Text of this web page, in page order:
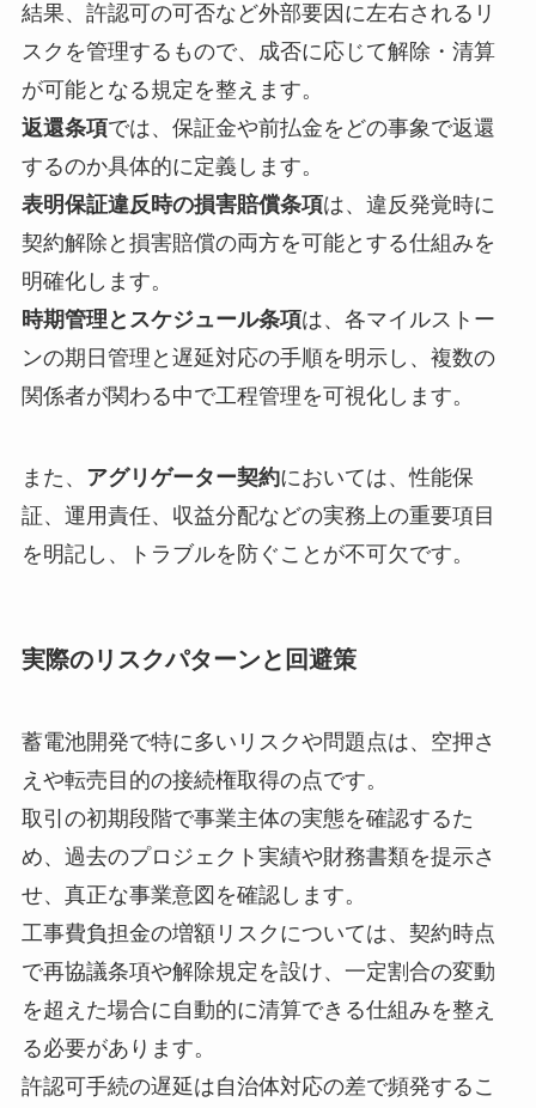
結果、許認可の可否など外部要因に左右されるリ
スクを管理するもので、成否に応じて解除・清算
が可能となる規定を整えます。
返還条項では、保証金や前払金をどの事象で返還
するのか具体的に定義します。
表明保証違反時の損害賠償条項は、違反発覚時に
契約解除と損害賠償の両方を可能とする仕組みを
明確化します。
時期管理とスケジュール条項は、各マイルストー
ンの期日管理と遅延対応の手順を明示し、複数の
関係者が関わる中で工程管理を可視化します。
また、 アグリゲーター契約においては、性能保
証、運用責任、収益分配などの実務上の重要項目
を明記し、トラブルを防ぐことが不可欠です。
実際のリスクパターンと回避策
蓄電池開発で特に多いリスクや問題点は、空押さ
えや転売目的の接続権取得の点です。
取引の初期段階で事業主体の実態を確認するた
め、過去のプロジェクト実績や財務書類を提示さ
せ、真正な事業意図を確認します。
工事費負担金の増額リスクについては、契約時点
で再協議条項や解除規定を設け、一定割合の変動
を超えた場合に自動的に清算できる仕組みを整え
る必要があります。
許認可手続の遅延は自治体対応の差で頻発するこ